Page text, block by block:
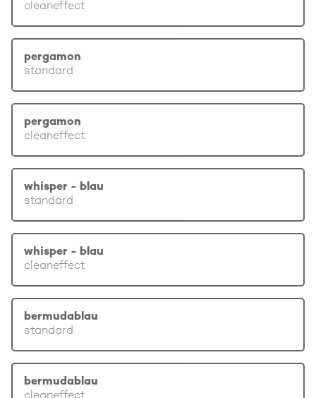
cleaneffect
pergamon
standard
pergamon
cleaneffect
whisper - blau
standard
whisper - blau
cleaneffect
bermudablau
standard
bermudablau